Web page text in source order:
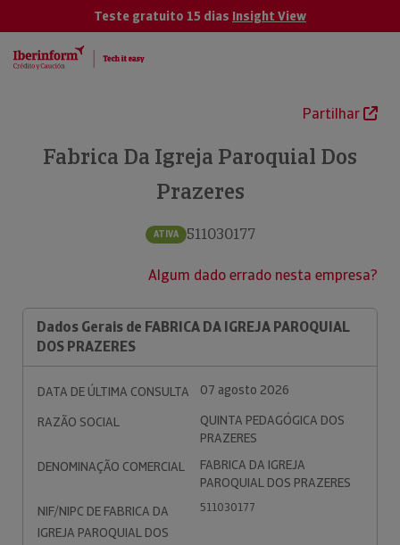
Teste gratuito 15 dias Insight View
Partilhar
Fabrica Da Igreja Paroquial Dos
Prazeres
ATIVA 511030177
Algum dado errado nesta empresa?
Dados Gerais de FABRICA DA IGREJA PAROQUIAL
DOS PRAZERES
DATA DE ÚLTIMA CONSULTA
07 agosto 2026
RAZÃO SOCIAL
QUINTA PEDAGÓGICA DOS
PRAZERES
DENOMINAÇÃO COMERCIAL
FABRICA DA IGREJA
PAROQUIAL DOS PRAZERES
NIF/NIPC DE FABRICA DA
IGREJA PAROQUIAL DOS
511030177